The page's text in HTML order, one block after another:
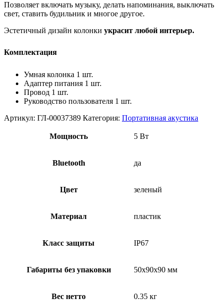
Позволяет включать музыку, делать напоминания, выключать
свет, ставить будильник и многое другое.
Эстетичный дизайн колонки украсит любой интерьер.
Комплектация
Умная колонка 1 шт.
Адаптер питания 1 шт.
Провод 1 шт.
Руководство пользователя 1 шт.
Артикул: ГЛ-00037389 Категория: Портативная акустика
Мощность 5 Вт
Bluetooth да
Цвет зеленый
Материал пластик
Класс защиты IP67
Габариты без упаковки 50х90х90 мм
Вес нетто 0.35 кг